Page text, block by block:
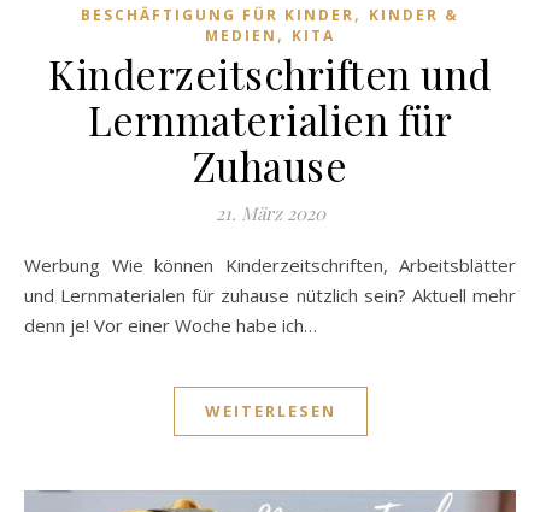
BESCHÄFTIGUNG FÜR KINDER, KINDER &
MEDIEN , KITA
Kinderzeitschriften und
Lernmaterialien für
Zuhause
21. März 2020
Werbung Wie können Kinderzeitschriften, Arbeitsblätter
und Lernmaterialen für zuhause nützlich sein? Aktuell mehr
denn je! Vor einer Woche habe ich…
WEITERLESEN